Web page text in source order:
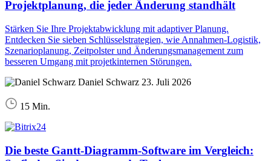
Projektplanung, die jeder Änderung standhält
Stärken Sie Ihre Projektabwicklung mit adaptiver Planung.
Entdecken Sie sieben Schlüsselstrategien, wie Annahmen-Logistik,
Szenarioplanung, Zeitpolster und Änderungsmanagement zum
besseren Umgang mit projetkinternen Störungen.
Daniel Schwarz 23. Juli 2026
15 Min.
Die beste Gantt-Diagramm-Software im Vergleich: